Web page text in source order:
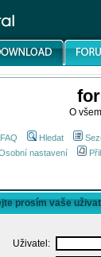
O
FAQ Hledat
nastavení
prosím vaše
Uživatel: